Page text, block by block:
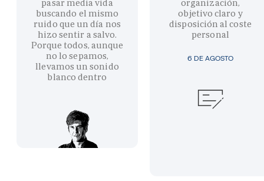
pasar media vida
buscando el mismo
ruido que un día nos
hizo sentir a salvo.
Porque todos, aunque
no lo sepamos,
llevamos un sonido
blanco dentro
6 DE AGOSTO
organización,
objetivo claro y
disposición al coste
personal